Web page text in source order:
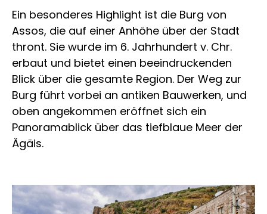
Ein besonderes Highlight ist die Burg von
Assos, die auf einer Anhöhe über der Stadt
thront. Sie wurde im 6. Jahrhundert v. Chr.
erbaut und bietet einen beeindruckenden
Blick über die gesamte Region. Der Weg zur
Burg führt vorbei an antiken Bauwerken, und
oben angekommen eröffnet sich ein
Panoramablick über das tiefblaue Meer der
Ägäis.